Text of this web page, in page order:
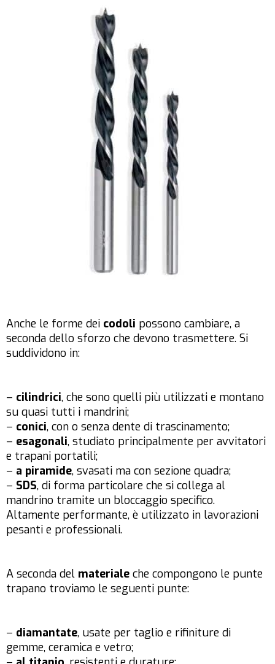
Anche le forme dei codoli possono cambiare, a
seconda dello sforzo che devono trasmettere. Si
suddividono in:
– cilindrici, che sono quelli più utilizzati e montano
su quasi tutti i mandrini;
– conici, con o senza dente di trascinamento;
– esagonali, studiato principalmente per avvitatori
e trapani portatili;
– a piramide, svasati ma con sezione quadra;
– SDS, di forma particolare che si collega al
mandrino tramite un bloccaggio specifico.
Altamente performante, è utilizzato in lavorazioni
pesanti e professionali.
A seconda del materiale che compongono le punte
trapano troviamo le seguenti punte:
– diamantate, usate per taglio e rifiniture di
gemme, ceramica e vetro;